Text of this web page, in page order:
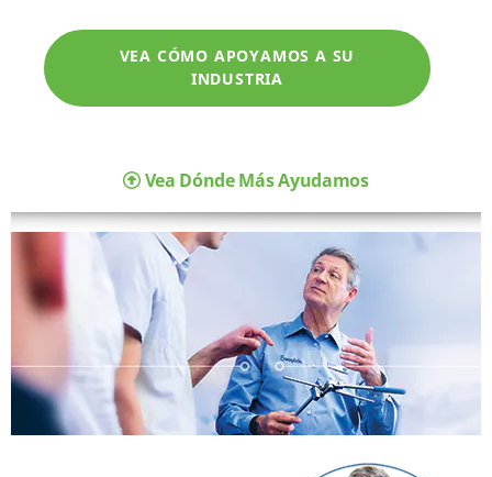
VEA CÓMO APOYAMOS A SU
INDUSTRIA
Vea Dónde Más Ayudamos